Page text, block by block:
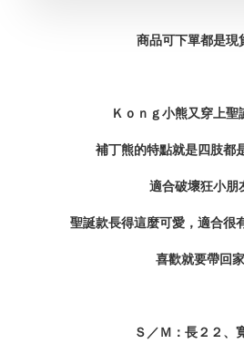
商品可下單都是現
Ｋｏｎｇ小熊又穿上聖
補丁熊的特點就是四肢都
適合破壞狂小朋
聖誕款長得這麼可愛， 適合很
喜歡就要帶回
Ｓ／Ｍ：長２２、